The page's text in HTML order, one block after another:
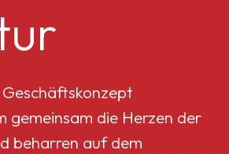
gemeinsam die Herzen der
beharren auf dem